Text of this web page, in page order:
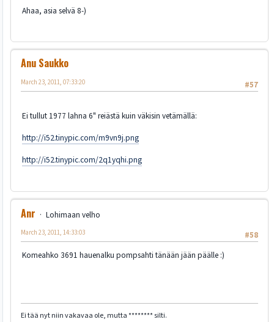
Ahaa, asia selvä 8-)
Anu Saukko
#57
March 23, 2011, 07:33:20
Ei tullut 1977 lahna 6" reiästä kuin väkisin vetämällä:
http://i52.tinypic.com/m9vn9j.png
http://i52.tinypic.com/2q1yqhi.png
Anr
Lohimaan velho
#58
March 23, 2011, 14:33:03
Komeahko 3691 hauenalku pompsahti tänään jään päälle :)
Ei tää nyt niin vakavaa ole, mutta ******** silti.